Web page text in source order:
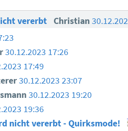
vererbt Christian
30.12.2023 17:26
17:49
30.12.2023 23:07
30.12.2023 19:20
19:36
nicht vererbt - Quirksmode!